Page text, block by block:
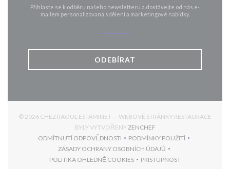
Přihlaste se k odběru našeho newsletteru a dostávejte od nás e-
mailem personalizovaná sdělení a marketingové nabídky.
ODEBÍRAT
© 2026 CHEZ RAOUL ESTAMINET — WEBOVÉ STRÁNKY RESTAURACE
BYLY VYTVOŘENY ZENCHEF((OTEVŘE SE V NOVÉM
ODMÍTNUTÍ ODPOVĚDNOSTI
((OTEVŘE SE V NOVÉM OKNĚ))
PODMÍNKY POUŽITÍ
((OTEVŘE SE V NOVÉM
ZÁSADY OCHRANY OSOBNÍCH ÚDAJŮ
((OTEVŘE SE V NOVÉM OKNĚ))
POLITIKA OHLEDNĚ COOKIES
((OTEVŘE SE V NOVÉM OKNĚ))
PRISTUPNOST
((OTEVŘE SE V NOVÉM